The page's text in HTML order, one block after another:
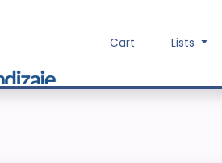
Cart Lists